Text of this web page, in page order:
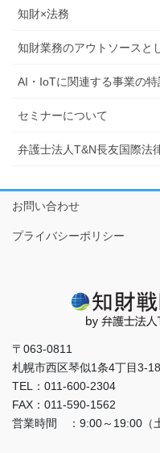
知財×法務
知財業務のアウトソースと
AI・IoTに関連する事業の特
セミナーについて
弁護士法人T&N長友国際法
お問い合わせ
プライバシーポリシー
〒063-0811
札幌市西区琴似1条4丁目3-
TEL：011-600-2304
FAX：011-590-1562
営業時間 ：9:00～19:00（